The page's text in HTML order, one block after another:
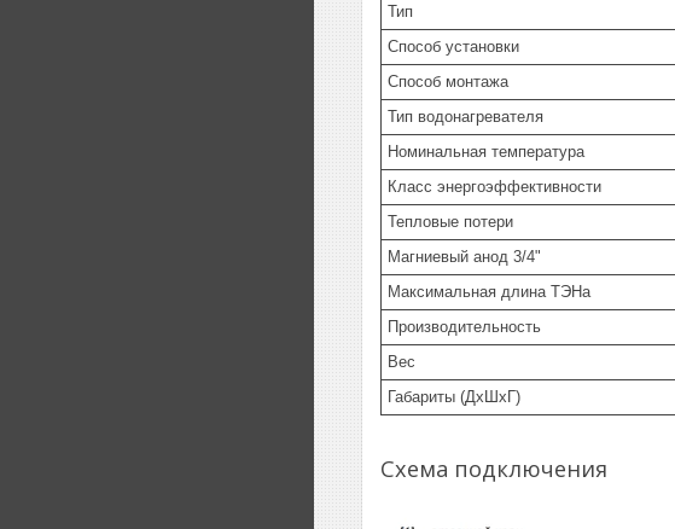
Тип
Способ установки
Способ монтажа
Тип водонагревателя
Номинальная температура
Класс энергоэффективности
Тепловые потери
Магниевый анод 3/4"
Максимальная длина ТЭНа
Производительность
Вес
Габариты (ДхШхГ)
Схема подключения